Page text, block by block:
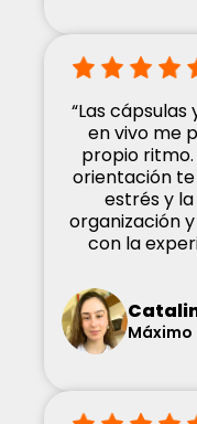
“Las
en vivo me
propio
orientación
estrés y
organización
con la
Máximo